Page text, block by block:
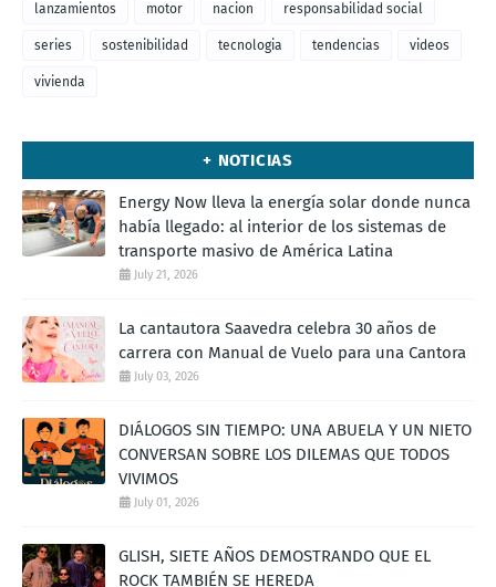
lanzamientos motor nacion responsabilidad social
series sostenibilidad tecnologia tendencias videos
vivienda
+ NOTICIAS
Energy Now lleva la energía solar donde nunca
había llegado: al interior de los sistemas de
transporte masivo de América Latina
July 21, 2026
La cantautora Saavedra celebra 30 años de
carrera con Manual de Vuelo para una Cantora
July 03, 2026
DIÁLOGOS SIN TIEMPO: UNA ABUELA Y UN NIETO
CONVERSAN SOBRE LOS DILEMAS QUE TODOS
VIVIMOS
July 01, 2026
GLISH, SIETE AÑOS DEMOSTRANDO QUE EL
ROCK TAMBIÉN SE HEREDA